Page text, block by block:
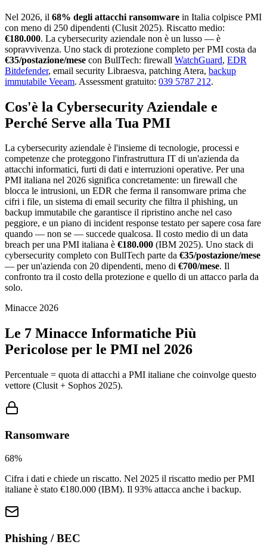
Nel 2026, il 68% degli attacchi ransomware in Italia colpisce PMI
con meno di 250 dipendenti (Clusit 2025). Riscatto medio:
€180.000. La cybersecurity aziendale non è un lusso — è
sopravvivenza. Uno stack di protezione completo per PMI costa da
€35/postazione/mese con BullTech: firewall WatchGuard, EDR
Bitdefender, email security Libraesva, patching Atera, backup
immutabile Veeam. Assessment gratuito: 039 5787 212.
Cos'è la Cybersecurity Aziendale e
Perché Serve alla Tua PMI
La cybersecurity aziendale è l'insieme di tecnologie, processi e
competenze che proteggono l'infrastruttura IT di un'azienda da
attacchi informatici, furti di dati e interruzioni operative. Per una
PMI italiana nel 2026 significa concretamente: un firewall che
blocca le intrusioni, un EDR che ferma il ransomware prima che
cifri i file, un sistema di email security che filtra il phishing, un
backup immutabile che garantisce il ripristino anche nel caso
peggiore, e un piano di incident response testato per sapere cosa fare
quando — non se — succede qualcosa. Il costo medio di un data
breach per una PMI italiana è €180.000 (IBM 2025). Uno stack di
cybersecurity completo con BullTech parte da €35/postazione/mese
— per un'azienda con 20 dipendenti, meno di €700/mese. Il
confronto tra il costo della protezione e quello di un attacco parla da
solo.
Minacce 2026
Le 7 Minacce Informatiche Più
Pericolose per le PMI nel 2026
Percentuale = quota di attacchi a PMI italiane che coinvolge questo
vettore (Clusit + Sophos 2025).
Ransomware
68%
Cifra i dati e chiede un riscatto. Nel 2025 il riscatto medio per PMI
italiane è stato €180.000 (IBM). Il 93% attacca anche i backup.
Phishing / BEC